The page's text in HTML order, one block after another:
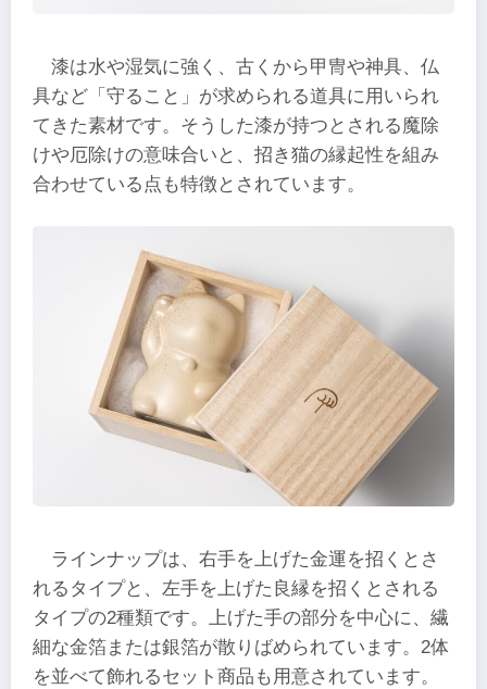
漆は水や湿気に強く、古くから甲冑や神具、仏
具など「守ること」が求められる道具に用いられ
てきた素材です。そうした漆が持つとされる魔除
けや厄除けの意味合いと、招き猫の縁起性を組み
合わせている点も特徴とされています。
ラインナップは、右手を上げた金運を招くとさ
れるタイプと、左手を上げた良縁を招くとされる
タイプの2種類です。上げた手の部分を中心に、繊
細な金箔または銀箔が散りばめられています。2体
を並べて飾れるセット商品も用意されています。